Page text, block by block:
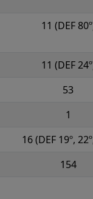
11 (DEF
11 (DEF
53
1
16 (DEF 19º,
154